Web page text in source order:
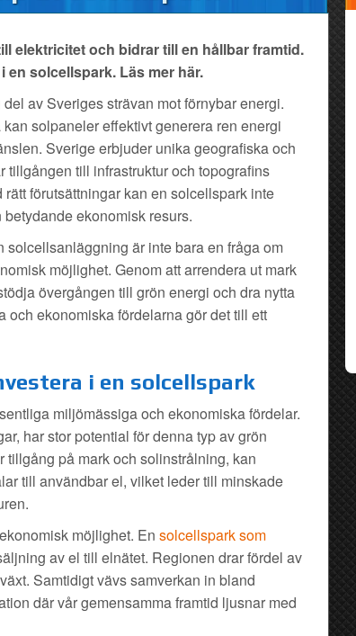
elektricitet och bidrar till en hållbar framtid.
en solcellspark. Läs mer här.
av Sveriges strävan mot förnybar energi.
solpaneler effektivt generera ren energi
Sverige erbjuder unika geografiska och
till infrastruktur och topografins
förutsättningar kan en solcellspark inte
ekonomisk resurs.
solcellsanläggning är inte bara en fråga om
möjlighet. Genom att arrendera ut mark
övergången till grön energi och dra nytta
ekonomiska fördelarna gör det till ett
i en solcellspark
miljömässiga och ekonomiska fördelar.
har stor potential för denna typ av grön
tillgång på mark och solinstrålning, kan
till användbar el, vilket leder till minskade
möjlighet. En solcellspark som
av el till elnätet. Regionen drar fördel av
Samtidigt vävs samverkan in bland
där vår gemensamma framtid ljusnar med